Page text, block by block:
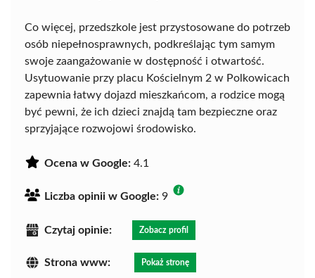
Co więcej, przedszkole jest przystosowane do potrzeb
osób niepełnosprawnych, podkreślając tym samym
swoje zaangażowanie w dostępność i otwartość.
Usytuowanie przy placu Kościelnym 2 w Polkowicach
zapewnia łatwy dojazd mieszkańcom, a rodzice mogą
być pewni, że ich dzieci znajdą tam bezpieczne oraz
sprzyjające rozwojowi środowisko.
Ocena w Google: 4.1
Liczba opinii w Google: 9
Czytaj opinie: Zobacz profil
Strona www: Pokaż stronę